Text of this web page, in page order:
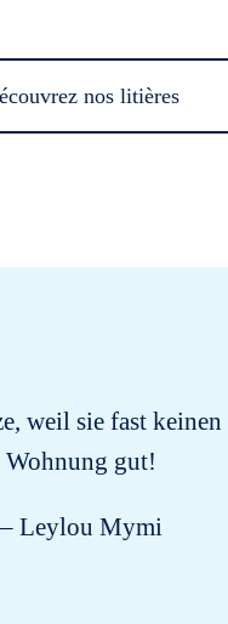
nos litières
weil sie fast
Wohnung gut!
– Leylou Mymi